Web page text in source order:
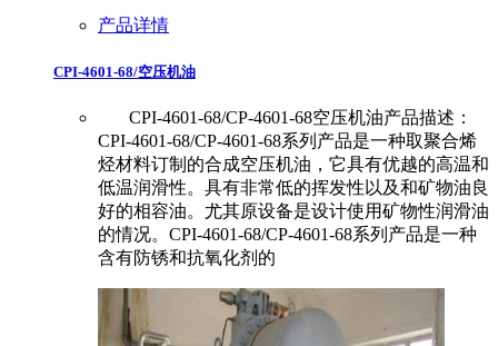
产品详情
CPI-4601-68/空压机油
CPI-4601-68/CP-4601-68空压机油产品描述：
CPI-4601-68/CP-4601-68系列产品是一种取聚合烯
烃材料订制的合成空压机油，它具有优越的高温和
低温润滑性。具有非常低的挥发性以及和矿物油良
好的相容油。尤其原设备是设计使用矿物性润滑油
的情况。CPI-4601-68/CP-4601-68系列产品是一种
含有防锈和抗氧化剂的